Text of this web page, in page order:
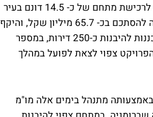
שבמסגרתו תתבצע השקעה משותפת בחברה רומנית, שלה זכויות לרכישת מתחם של כ- 14.5 דונם בעיר
קלוז' שברומניה. העלות הכוללת של בניית ומכירת הפרויקט צפויה להסתכם בכ- 65.7 מיליון שקל, והיקף
ההכנסות הצפוי ממנו עומד על כ- 92.7 מיליון שקל. במתחם מתוכננות להיבנות כ-250 דירות, במספר
עד שש קומות, בשטח כולל של כ- 17,439 מ"ר. הפרויקט צפוי לצאת לפועל במהלך
מתנהל בימים אלה מו"מ